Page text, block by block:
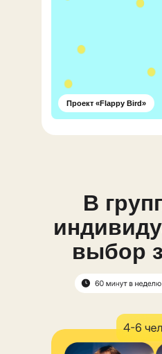
Проект «Flappy Bird»
В
выбор